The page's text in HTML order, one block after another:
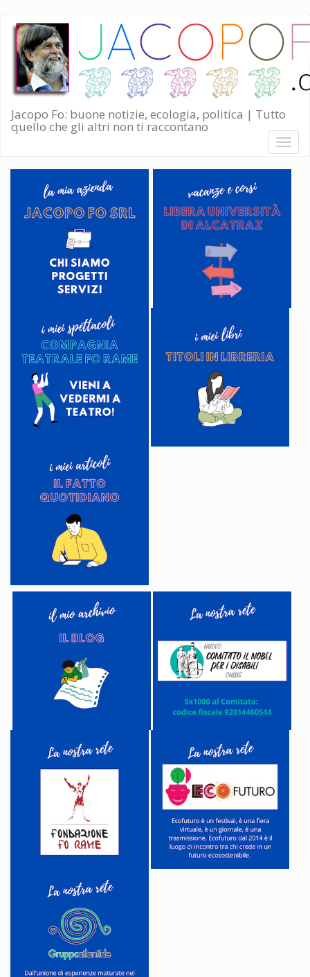
Salta
contenuto
principale
Jacopo Fo: buone notizie, ecologia, politica | Tutto
quello che gli altri non ti raccontano
Toggle